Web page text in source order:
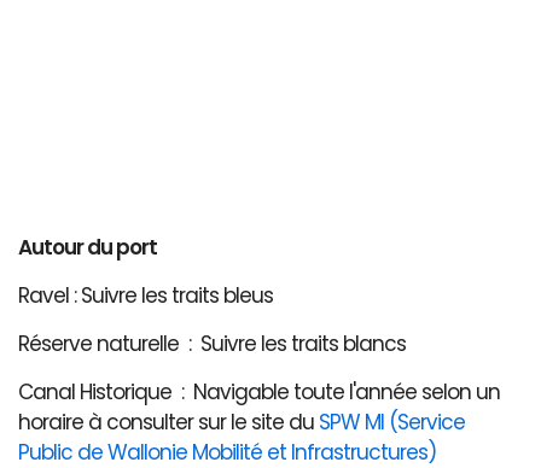
Autour du port
Ravel : Suivre les traits bleus
Réserve naturelle : Suivre les traits blancs
Canal Historique : Navigable toute l'année selon un
horaire à consulter sur le site du SPW MI (Service
Public de Wallonie Mobilité et Infrastructures)